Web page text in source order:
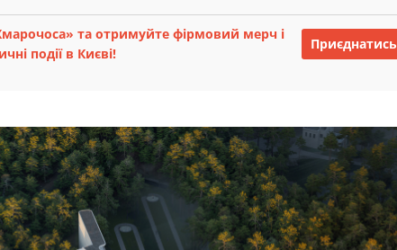
та отримуйте фірмовий мерч і
події в Києві!
Приєднатись